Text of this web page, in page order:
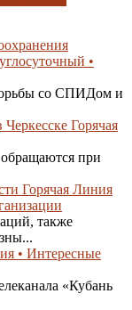
•
со СПИДом и
Горячая
при
Горячая Линия
также
• Интересные
«Кубань